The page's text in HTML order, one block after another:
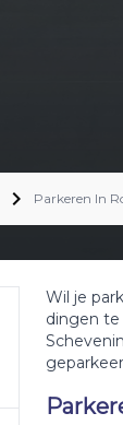
Parkeren In
Wil je
dingen te